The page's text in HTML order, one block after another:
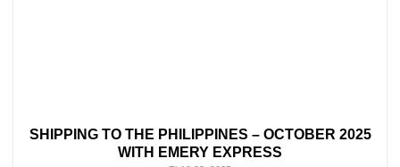
SHIPPING TO THE PHILIPPINES – OCTOBER 2025
WITH EMERY EXPRESS